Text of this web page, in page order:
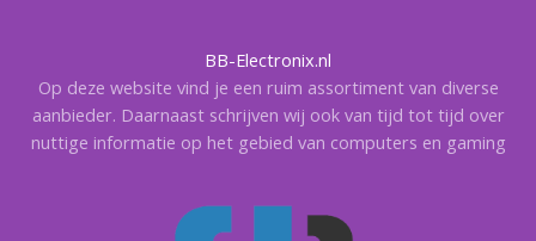
BB-Electronix.nl
Op deze website vind je een ruim assortiment van diverse
aanbieder. Daarnaast schrijven wij ook van tijd tot tijd over
nuttige informatie op het gebied van computers en gaming